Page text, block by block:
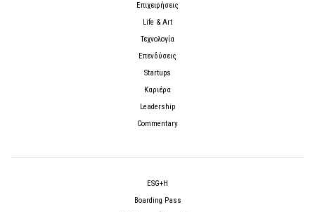
Επιχειρήσεις
Life & Art
Τεχνολογία
Επενδύσεις
Startups
Καριέρα
Leadership
Commentary
ESG+H
Boarding Pass